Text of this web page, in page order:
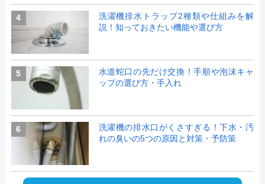
4
洗濯機排水トラップ2種類や仕組みを解
説！知っておきたい機能や選び方
5
水道蛇口の先だけ交換！手順や泡沫キャ
ップの選び方・手入れ
6
洗濯機の排水口がくさすぎる！下水・汚
れの臭いの5つの原因と対策・予防策